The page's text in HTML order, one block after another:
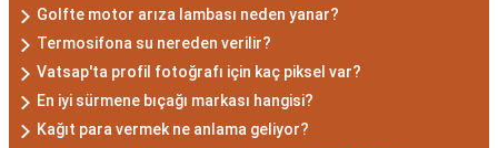
Akrep Burcu Erkeği
Özellikleri: Güçlü ve
Karizmatik
Golfte motor arıza lambası neden yanar?
Termosifona su nereden verilir?
Vatsap'ta profil fotoğrafı için kaç piksel var?
En iyi sürmene bıçağı markası hangisi?
Kağıt para vermek ne anlama geliyor?